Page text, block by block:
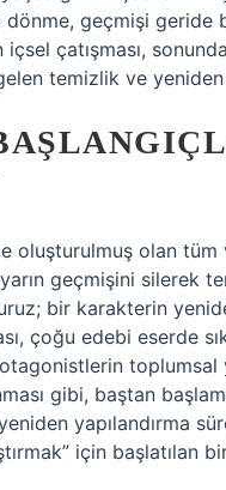
dönme, geçmişi
çatışması,
gelen temizlik ve
oluşturulmuş olan
geçmişini silerek
bir karakterin
çoğu edebi eserde
gibi, baştan
yapılandırma
için başlatılan